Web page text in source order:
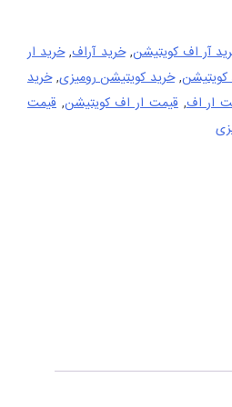
آر اف کویتیشن,خرید آراف,خرید ار
کویتیشن,خرید کویتیشن رومیزی,خرید
ار اف,قیمت ار اف کویتیشن, قیمت